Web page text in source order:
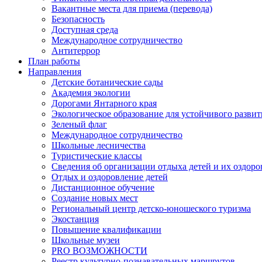
Вакантные места для приема (перевода)
Безопасность
Доступная среда
Международное сотрудничество
Антитеррор
План работы
Направления
Детские ботанические сады
Академия экологии
Дорогами Янтарного края
Экологическое образование для устойчивого
Зеленый флаг
Международное сотрудничество
Школьные лесничества
Туристические классы
Сведения об организации отдыха детей и их
Отдых и оздоровление детей
Дистанционное обучение
Создание новых мест
Региональный центр детско-юношеского туризма
Экостанция
Повышение квалификации
Школьные музеи
PRO ВОЗМОЖНОСТИ